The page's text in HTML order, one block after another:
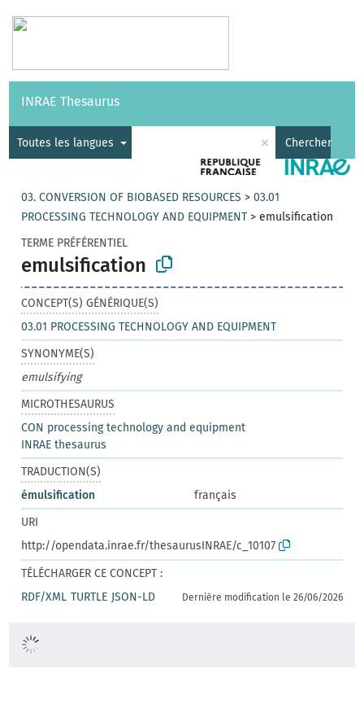
Vocabulaires API
INRAE Thesaurus
Toutes les langues × Chercher
03. CONVERSION OF BIOBASED RESOURCES >03.01
PROCESSING TECHNOLOGY AND EQUIPMENT >emulsification
TERME PRÉFÉRENTIEL
emulsification
CONCEPT(S) GÉNÉRIQUE(S)
03.01 PROCESSING TECHNOLOGY AND EQUIPMENT
SYNONYME(S)
emulsifying
MICROTHESAURUS
CON processing technology and equipment
INRAE thesaurus
TRADUCTION(S)
émulsification
français
URI
http://opendata.inrae.fr/thesaurusINRAE/c_10107
TÉLÉCHARGER CE CONCEPT :
RDF/XML TURTLE JSON-LD Dernière modification le 26/06/2026